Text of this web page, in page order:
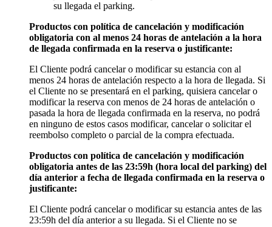
su llegada el parking.
Productos con política de cancelación y modificación
obligatoria con al menos 24 horas de antelación a la hora
de llegada confirmada en la reserva o justificante:
El Cliente podrá cancelar o modificar su estancia con al
menos 24 horas de antelación respecto a la hora de llegada. Si
el Cliente no se presentará en el parking, quisiera cancelar o
modificar la reserva con menos de 24 horas de antelación o
pasada la hora de llegada confirmada en la reserva, no podrá
en ninguno de estos casos modificar, cancelar o solicitar el
reembolso completo o parcial de la compra efectuada.
Productos con política de cancelación y modificación
obligatoria antes de las 23:59h (hora local del parking) del
día anterior a fecha de llegada confirmada en la reserva o
justificante:
El Cliente podrá cancelar o modificar su estancia antes de las
23:59h del día anterior a su llegada. Si el Cliente no se